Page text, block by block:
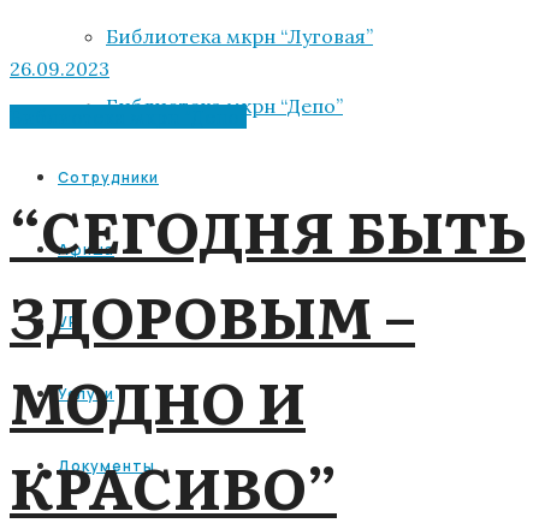
Библиотека мкрн “Луговая”
Библиотека мкрн “Депо”
Сотрудники
Афиша
VR
Услуги
Документы
26.09.2023
“СЕГОДНЯ БЫТЬ
ЗДОРОВЫМ –
МОДНО И
КРАСИВО”